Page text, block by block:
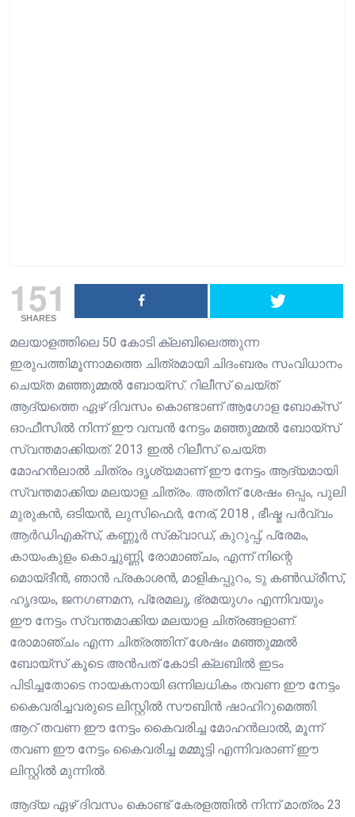
151
SHARES
മലയാളത്തിലെ 50 കോടി ക്ലബിലെത്തുന്ന
ഇരുപത്തിമൂന്നാമത്തെ ചിത്രമായി ചിദംബരം സംവിധാനം
ചെയ്‌ത മഞ്ഞുമ്മൽ ബോയ്സ്. റിലീസ് ചെയ്ത്
ആദ്യത്തെ ഏഴ് ദിവസം കൊണ്ടാണ് ആഗോള ബോക്സ്
ഓഫീസിൽ നിന്ന് ഈ വമ്പൻ നേട്ടം മഞ്ഞുമ്മൽ ബോയ്സ്
സ്വന്തമാക്കിയത്. 2013 ഇൽ റിലീസ് ചെയ്‌ത
മോഹൻലാൽ ചിത്രം ദൃശ്യമാണ് ഈ നേട്ടം ആദ്യമായി
സ്വന്തമാക്കിയ മലയാള ചിത്രം. അതിന് ശേഷം ഒപ്പം, പുലി
മുരുകൻ, ഒടിയൻ, ലുസിഫെർ, നേര്, 2018 , ഭീഷ്മ പർവ്വം
ആർഡിഎക്സ്, കണ്ണൂർ സ്‌ക്വാഡ്, കുറുപ്പ്, പ്രേമം,
കായംകുളം കൊച്ചുണ്ണി, രോമാഞ്ചം, എന്ന് നിന്റെ
മൊയ്‌ദീൻ, ഞാൻ പ്രകാശൻ, മാളികപ്പുറം, ടു കൺഡ്രീസ്,
ഹൃദയം, ജനഗണമന, പ്രേമലു, ഭ്രമയുഗം എന്നിവയും
ഈ നേട്ടം സ്വന്തമാക്കിയ മലയാള ചിത്രങ്ങളാണ്.
രോമാഞ്ചം എന്ന ചിത്രത്തിന് ശേഷം മഞ്ഞുമ്മൽ
ബോയ്സ് കൂടെ അൻപത് കോടി ക്ലബിൽ ഇടം
പിടിച്ചതോടെ നായകനായി ഒന്നിലധികം തവണ ഈ നേട്ടം
കൈവരിച്ചവരുടെ ലിസ്റ്റിൽ സൗബിൻ ഷാഹിറുമെത്തി.
ആറ് തവണ ഈ നേട്ടം കൈവരിച്ച മോഹൻലാൽ, മൂന്ന്
തവണ ഈ നേട്ടം കൈവരിച്ച മമ്മൂട്ടി എന്നിവരാണ് ഈ
ലിസ്റ്റിൽ മുന്നിൽ.
ആദ്യ ഏഴ് ദിവസം കൊണ്ട് കേരളത്തിൽ നിന്ന് മാത്രം 23